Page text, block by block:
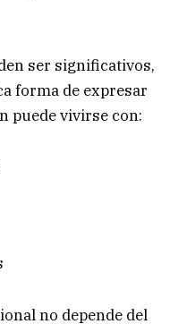
ser significativos,
forma de expresar
puede vivirse con:
no depende del